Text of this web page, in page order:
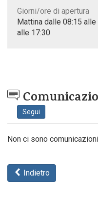
Giorni/ore di apertura
Mattina dalle 08:15
alle 17:30
Segui
Non ci sono
Indietro